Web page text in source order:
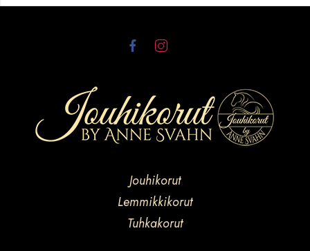
Jouhikorut
Lemmikkikorut
Tuhkakorut